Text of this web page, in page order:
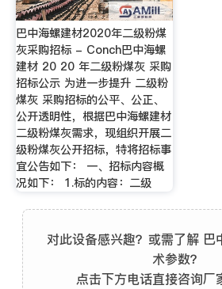
巴中海螺建材2020年二级粉煤
灰采购招标 - Conch巴中海螺
建材 20 20 年二级粉煤灰 采购
招标公示 为进一步提升 二级粉
煤灰 采购招标的公平、公正、
公开透明性，根据巴中海螺建材
二级粉煤灰需求，现组织开展二
级粉煤灰公开招标，特将招标事
宜公告如下： 一、招标内容概
况如下： 1.标的内容：二级
对此设备感兴趣？或需了解 巴
术参数？
点击下方电话直接咨询厂